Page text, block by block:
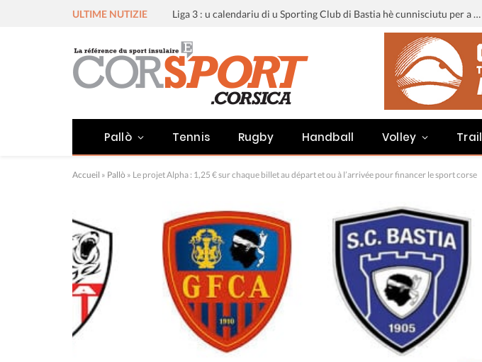
ULTIME NUTIZIE Liga 3 : u calendariu di u Sporting Club di Bastia hè cunnisciutu per a staghjoni 2026-2027
Pallò Tennis Rugby Handball Volley Trail
Accueil » Pallò » Le projet Alpha : 1,25 € sur chaque billet au départ et ou à l’arrivée pour financer le sport corse